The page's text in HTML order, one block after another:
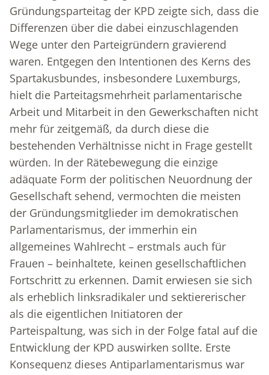
Gründungsparteitag der KPD zeigte sich, dass die
Differenzen über die dabei einzuschlagenden
Wege unter den Parteigründern gravierend
waren. Entgegen den Intentionen des Kerns des
Spartakusbundes, insbesondere Luxemburgs,
hielt die Parteitagsmehrheit parlamentarische
Arbeit und Mitarbeit in den Gewerkschaften nicht
mehr für zeitgemäß, da durch diese die
bestehenden Verhältnisse nicht in Frage gestellt
würden. In der Rätebewegung die einzige
adäquate Form der politischen Neuordnung der
Gesellschaft sehend, vermochten die meisten
der Gründungsmitglieder im demokratischen
Parlamentarismus, der immerhin ein
allgemeines Wahlrecht – erstmals auch für
Frauen – beinhaltete, keinen gesellschaftlichen
Fortschritt zu erkennen. Damit erwiesen sie sich
als erheblich linksradikaler und sektiererischer
als die eigentlichen Initiatoren der
Parteispaltung, was sich in der Folge fatal auf die
Entwicklung der KPD auswirken sollte. Erste
Konsequenz dieses Antiparlamentarismus war